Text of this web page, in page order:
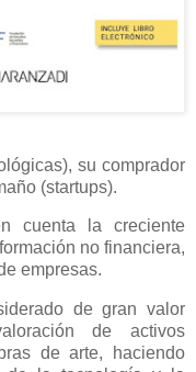
su comprador
(startups).
cuenta la creciente
no financiera,
empresas.
de gran valor
de activos
de arte, haciendo